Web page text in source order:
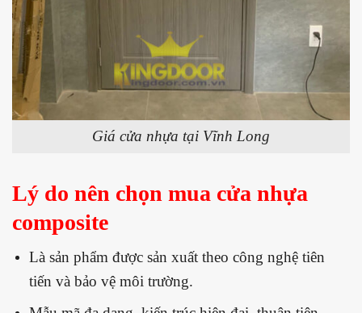
Giá cửa nhựa tại Vĩnh Long
Lý do nên chọn mua cửa nhựa
composite
Là sản phẩm được sản xuất theo công nghệ tiên
tiến và bảo vệ môi trường.